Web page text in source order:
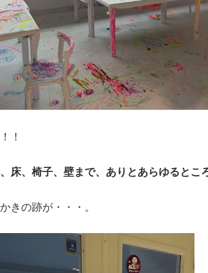
！
床、椅子、壁まで、ありとあらゆるとこ
きの跡が・・・。